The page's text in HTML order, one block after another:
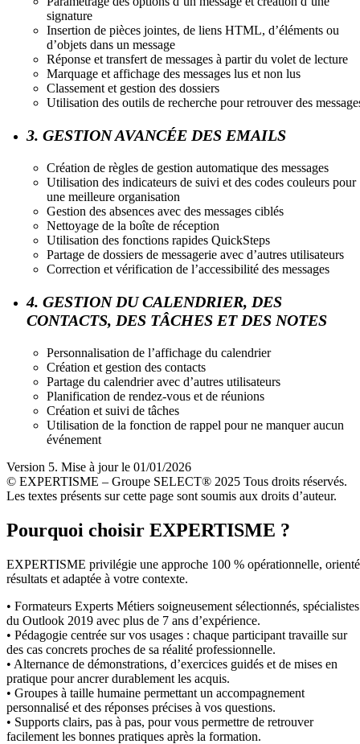
signature
Insertion de pièces jointes, de liens HTML, d’éléments ou
d’objets dans un message
Réponse et transfert de messages à partir du volet de lecture
Marquage et affichage des messages lus et non lus
Classement et gestion des dossiers
Utilisation des outils de recherche pour retrouver des
3. GESTION AVANCÉE DES EMAILS
Création de règles de gestion automatique des messages
Utilisation des indicateurs de suivi et des codes couleurs pour
une meilleure organisation
Gestion des absences avec des messages ciblés
Nettoyage de la boîte de réception
Utilisation des fonctions rapides QuickSteps
Partage de dossiers de messagerie avec d’autres utilisateurs
Correction et vérification de l’accessibilité des messages
4. GESTION DU CALENDRIER, DES
CONTACTS, DES TÂCHES ET DES NOTES
Personnalisation de l’affichage du calendrier
Création et gestion des contacts
Partage du calendrier avec d’autres utilisateurs
Planification de rendez-vous et de réunions
Création et suivi de tâches
Utilisation de la fonction de rappel pour ne manquer aucun
événement
Version 5. Mise à jour le 01/01/2026
© EXPERTISME – Groupe SELECT® 2025 Tous droits réservés.
Les textes présents sur cette page sont soumis aux droits d’auteur.
Pourquoi choisir EXPERTISME ?
EXPERTISME privilégie une approche 100 % opérationnelle,
résultats et adaptée à votre contexte.
• Formateurs Experts Métiers soigneusement sélectionnés, spécialistes
du Outlook 2019 avec plus de 7 ans d’expérience.
• Pédagogie centrée sur vos usages : chaque participant travaille sur
des cas concrets proches de sa réalité professionnelle.
• Alternance de démonstrations, d’exercices guidés et de mises en
pratique pour ancrer durablement les acquis.
• Groupes à taille humaine permettant un accompagnement
personnalisé et des réponses précises à vos questions.
• Supports clairs, pas à pas, pour vous permettre de retrouver
facilement les bonnes pratiques après la formation.